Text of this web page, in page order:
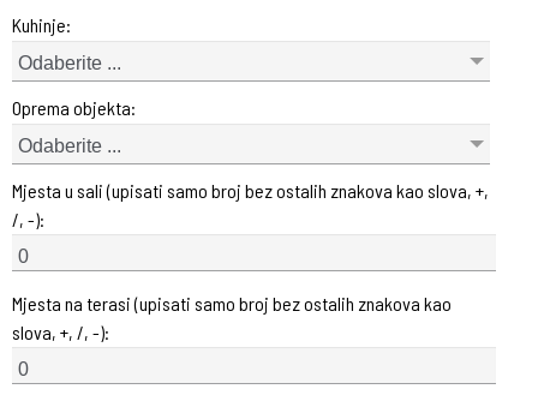
Kuhinje:
Odaberite ...
Oprema objekta:
Odaberite ...
Mjesta u sali (upisati samo broj bez ostalih znakova kao slova, +,
/, -):
Mjesta na terasi (upisati samo broj bez ostalih znakova kao
slova, +, /, -):